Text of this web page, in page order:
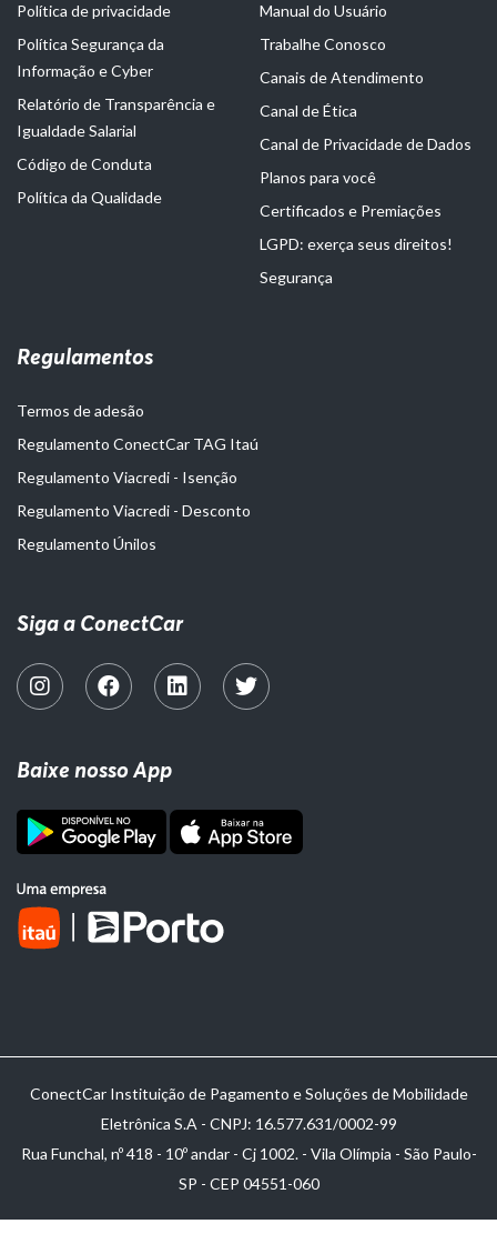
Política de privacidade
Política Segurança da
Informação e Cyber
Relatório de Transparência e
Igualdade Salarial
Código de Conduta
Política da Qualidade
Manual do Usuário
Trabalhe Conosco
Canais de Atendimento
Canal de Ética
Canal de Privacidade de Dados
Planos para você
Certificados e Premiações
LGPD: exerça seus direitos!
Segurança
Regulamentos
Termos de adesão
Regulamento ConectCar TAG Itaú
Regulamento Viacredi - Isenção
Regulamento Viacredi - Desconto
Regulamento Únilos
Siga a ConectCar
Baixe nosso App
ConectCar Instituição de Pagamento e Soluções de Mobilidade
Eletrônica S.A - CNPJ: 16.577.631/0002-99
Rua Funchal, nº 418 - 10º andar - Cj 1002. - Vila Olímpia - São Paulo-
SP - CEP 04551-060